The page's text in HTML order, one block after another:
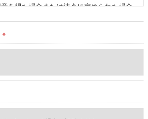
を得た場合または法令に定められた場合
三者に提供することはいたしません。
あります。
ては個人情報保護契約等の措置をとり、
。
※